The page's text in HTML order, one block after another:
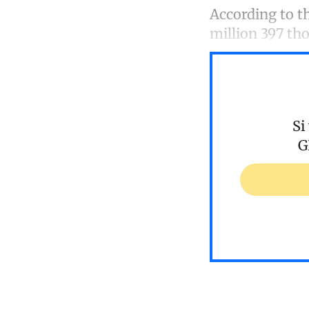
According to
million 397